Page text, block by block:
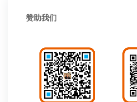
赞助我们